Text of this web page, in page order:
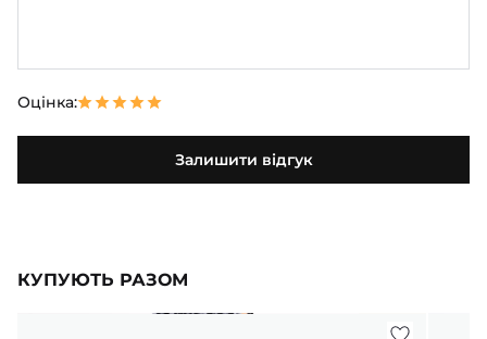
Оцінка:
Залишити відгук
КУПУЮТЬ РАЗОМ